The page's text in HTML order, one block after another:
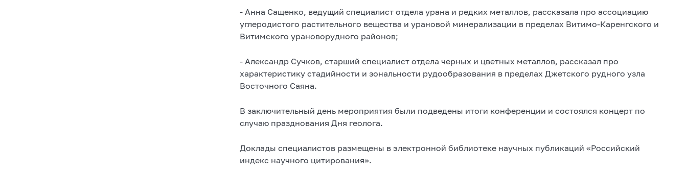
- Анна Сащенко, ведущий специалист отдела урана и редких металлов, рассказала про ассоциацию
углеродистого растительного вещества и урановой минерализации в пределах Витимо-Каренгского и
Витимского урановорудного районов;
- Александр Сучков, старший специалист отдела черных и цветных металлов, рассказал про
характеристику стадийности и зональности рудообразования в пределах Джетского рудного узла
Восточного Саяна.
В заключительный день мероприятия были подведены итоги конференции и состоялся концерт по
случаю празднования Дня геолога.
Доклады специалистов размещены в электронной библиотеке научных публикаций «Российский
индекс научного цитирования».